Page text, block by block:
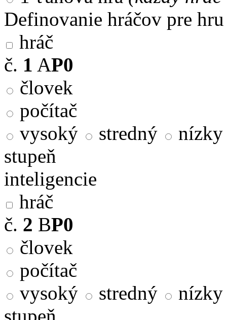
Definovanie hráčov pre hru
hráč
č. 1 AP0
človek
počítač
vysoký
stredný
nízky
stupeň
inteligencie
hráč
č. 2 BP0
človek
počítač
vysoký
stredný
nízky
stupeň